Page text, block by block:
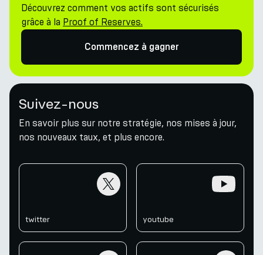
Découvrez comment vos actifs sont sécurisés
grâce à la Proof of Reserves.
Commencez à gagner
Suivez-nous
En savoir plus sur notre stratégie, nos mises à jour,
nos nouveaux taux, et plus encore.
twitter youtube